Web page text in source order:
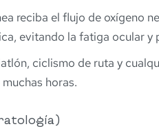
reciba el flujo de oxígeno
evitando la fatiga ocular
ciclismo de ruta y
horas.